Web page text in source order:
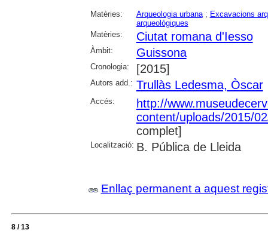
Matèries: Arqueologia urbana; Excavacions
arqueològiques
Matèries:
Ciutat romana d'Iesso
Àmbit: Guissona
Cronologia: [2015]
Autors add.: Trullàs Ledesma, Òscar
Accés:
http://
content/uploads/2015/
complet]
Localització: B. Pública de Lleida
Enllaç permanent a aquest
8 / 13